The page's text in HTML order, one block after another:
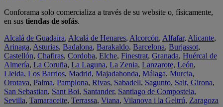
Conforama solo comercializa a través de su website o, físicamente,
en sus tiendas de sofás.
Alcalá de Guadaíra, Alcalá de Henares, Alcorcón, Alfafar, Alicante,
Arinaga, Asturias, Badalona, Barakaldo, Barcelona, Burjassot,
Castellón, Chafiras, Cordoba, Elche, Finestrat, Granada, Huércal de
Almería, La Coruña, La Laguna, La Zenia, Lanzarote, León,
Lleida, Los Barrios, Madrid, Majadahonda, Málaga, Murcia,
Orotava, Palma, Pamplona, Rivas, Sabadell, Sagunto, Salt, Girona,
San Sebastian, Sant Boi, Santander, Santiago de Compostela,
Sevilla, Tamaraceite, Terrassa, Viana, Vilanova i la Geltrú, Zaragoza